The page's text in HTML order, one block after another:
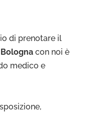
di prenotare il
con noi è
medico e